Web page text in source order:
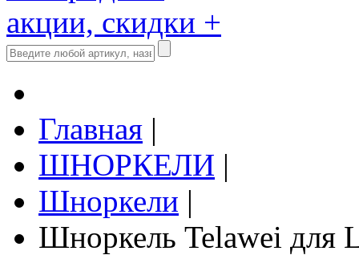
акции, скидки +
Главная |
ШНОРКЕЛИ |
Шноркели |
Шноркель Telawei для